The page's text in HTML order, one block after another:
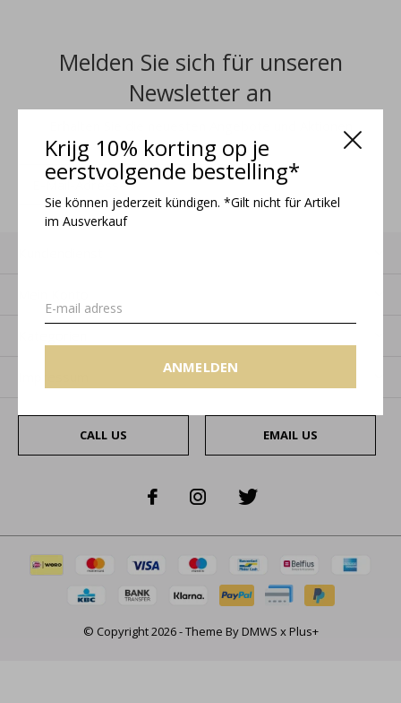
Krijg 10% korting op je
eerstvolgende bestelling*
Sie können jederzeit kündigen. *Gilt nicht für Artikel
im Ausverkauf
ANMELDEN
Melden Sie sich für unseren
Newsletter an
CALL US EMAIL US
© Copyright2026- Theme ByDMWS xPlus+